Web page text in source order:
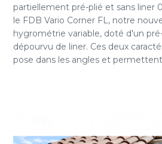
partiellement pré-plié et sans liner
le FDB Vario Corner FL, notre
hygrométrie variable, doté d'un
dépourvu de liner. Ces deux
pose dans les angles et